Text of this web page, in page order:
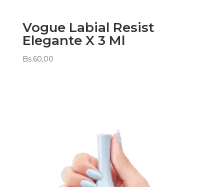
Vogue Labial Resist
Elegante X 3 Ml
Bs.60,00